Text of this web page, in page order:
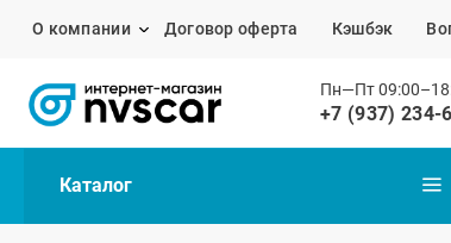
О компании Договор оферта Кэшбэк
Пн—Пт
+7 (937) 234-
Каталог